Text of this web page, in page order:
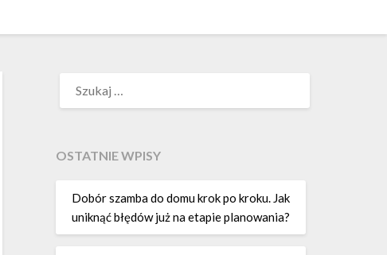
OSTATNIE WPISY
Dobór szamba do domu krok po kroku. Jak
uniknąć błędów już na etapie planowania?